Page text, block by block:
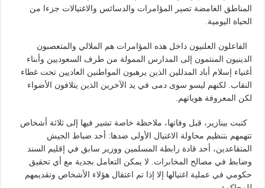
المناطق الغامضة تصير المؤامرات والدسائس والاغتيالات جزءا من
الحياة اليومية.
الفاعلون العلنيون داخل هذه المؤامرات هم الملالي والمتعصبون
الدينيون المنتمون إلى المدارس الممولة من طرف السعوديين وأبناء
أغنياء إسلام أباد المدللين الذين يرهبون المواطنين العاديين تحت غطاء
النقاب. لكنهم ليسو سوى دمى في يد الآخرين الذين يتلافون الأضواء
لكن المعروفة هوياتهم.
كتبت بينازير، قبل وفاتها، ملاحظة خاصة تشير فيها إلى ثلاثة أشخاص
تتهمهم بتنظيم محاولة الاغتيال الأولى ضدها: أحد ضباط الجيش
المتقاعدين، أحد قادة رابطة المسلمين ووزير سابق في إقليم السند
وضابط في مصالح المخابرات. لا يمكن التعامل بجدية مع أي تحقيق
حكومي في عملية اغتيالها إلا إذا تم اعتقال هؤلاء الأشخاص وتقديمهم